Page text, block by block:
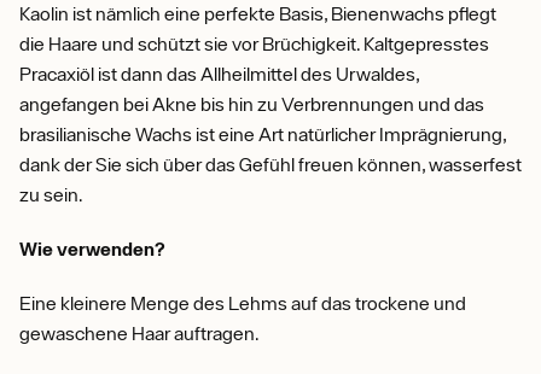
Kaolin ist nämlich eine perfekte Basis, Bienenwachs pflegt
die Haare und schützt sie vor Brüchigkeit. Kaltgepresstes
Pracaxiöl ist dann das Allheilmittel des Urwaldes,
angefangen bei Akne bis hin zu Verbrennungen und das
brasilianische Wachs ist eine Art natürlicher Imprägnierung,
dank der Sie sich über das Gefühl freuen können, wasserfest
zu sein.
Wie verwenden?
Eine kleinere Menge des Lehms auf das trockene und
gewaschene Haar auftragen.